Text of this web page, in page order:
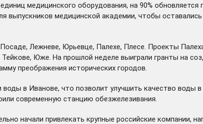
медицинского оборудования, на 90% обновляется
медицинской академии, чтобы оставались
Лежневе, Юрьевце, Палехе, Плесе. Проекты
Юже. На прошлой неделе выиграли гранты на
преображения исторических городов.
в Иванове, что позволит улучшить качество воды в
современную станцию обезжелезивания.
начали привлекать крупные российские компании,